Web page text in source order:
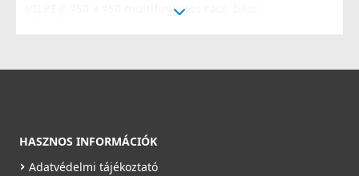
VILPE® 150 x 150 multifunkciós rács, bézs
HASZNOS INFORMÁCIÓK
Adatvédelmi tájékoztató